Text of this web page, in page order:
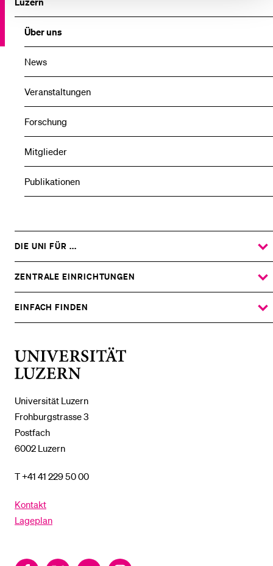
Über uns
News
Veranstaltungen
Forschung
Mitglieder
Publikationen
Universität Luzern
Frohburgstrasse 3
Postfach
6002 Luzern
T +41 41 229 50 00
Kontakt
Lageplan
DIE UNI FÜR ...
ZEIGE
DAS
UNTERMENÜ
ZENTRALE EINRICHTUNGEN
ZEIGE
DAS
UNTERMENÜ
EINFACH FINDEN
ZEIGE
DAS